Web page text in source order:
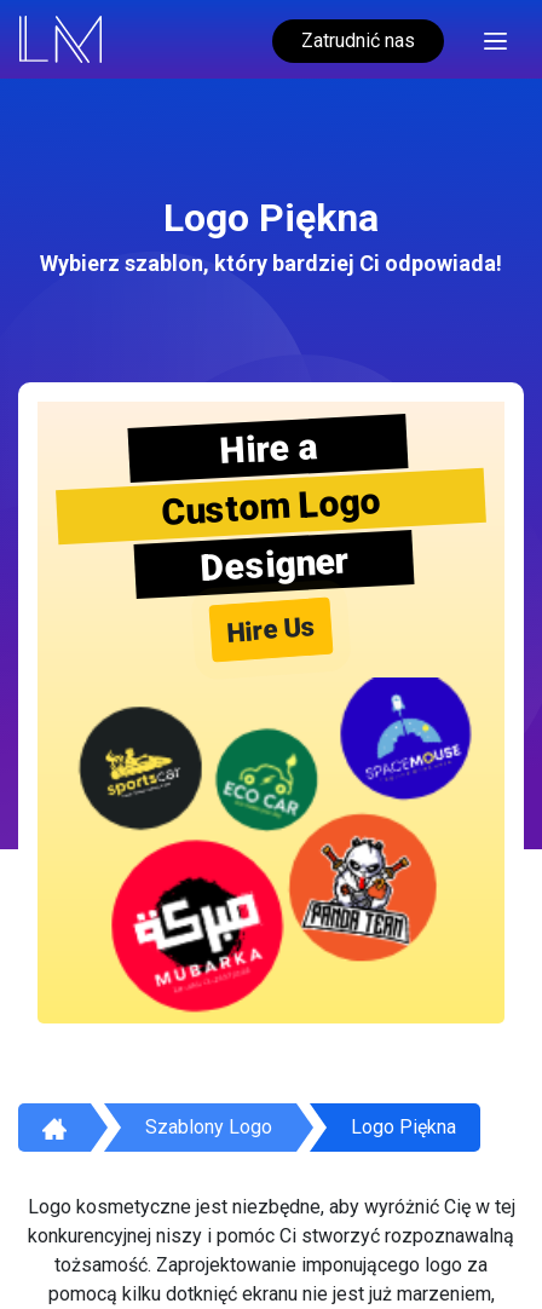
Zatrudnić nas
Logo Piękna
Wybierz szablon, który bardziej Ci odpowiada!
Hire a
Custom Logo
Designer
Hire Us
Szablony Logo Logo Piękna
Logo kosmetyczne jest niezbędne, aby wyróżnić Cię w tej
konkurencyjnej niszy i pomóc Ci stworzyć rozpoznawalną
tożsamość. Zaprojektowanie imponującego logo za
pomocą kilku dotknięć ekranu nie jest już marzeniem,